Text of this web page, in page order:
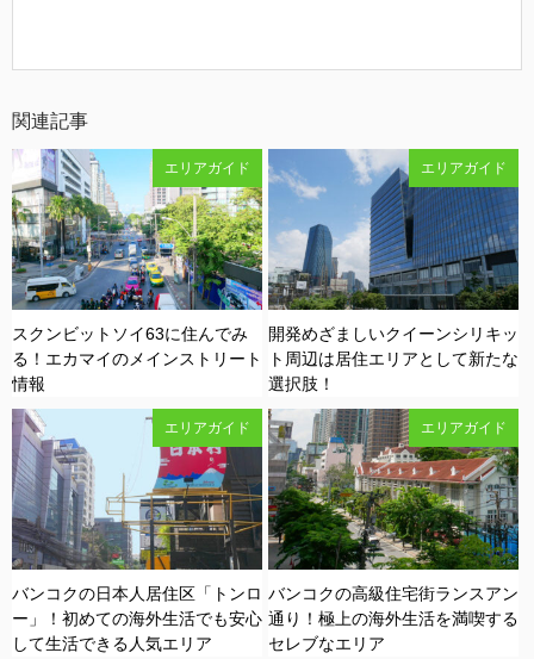
関連記事
エリアガイド
スクンビットソイ63に住んでみ
る！エカマイのメインストリート
情報
エリアガイド
開発めざましいクイーンシリキッ
ト周辺は居住エリアとして新たな
選択肢！
エリアガイド
バンコクの日本人居住区「トンロ
ー」！初めての海外生活でも安心
して生活できる人気エリア
エリアガイド
バンコクの高級住宅街ランスアン
通り！極上の海外生活を満喫する
セレブなエリア